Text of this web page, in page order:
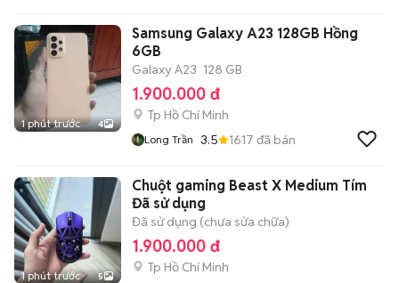
1 phút trước 4
Samsung Galaxy A23 128GB Hồng
6GB
Galaxy A23 128 GB
1.900.000 đ
Tp Hồ Chí Minh
Long Trần 3.5 1617 đã bán
1 phút trước 5
Chuột gaming Beast X Medium Tím
Đã sử dụng
Đã sử dụng (chưa sửa chữa)
1.900.000 đ
Tp Hồ Chí Minh